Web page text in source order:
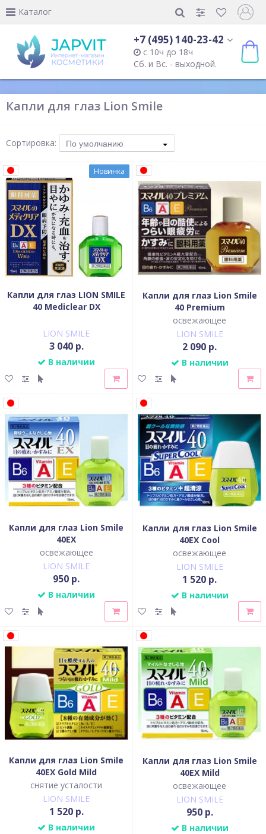
Каталог
+7 (495) 140-23-42
с 10ч до 18ч
Сб. и Вс. - выходной.
Капли для глаз Lion Smile
Сортировка: По умолчанию
Новинка
Капли для глаз LION SMILE
40 Mediclear DX
LION SMILE
3 040 р.
В наличии
Капли для глаз Lion Smile
40 Premium
освежающее
LION SMILE
2 090 р.
В наличии
Капли для глаз Lion Smile
40EX
освежающее
LION SMILE
950 р.
В наличии
Капли для глаз Lion Smile
40EX Cool
освежающее
LION SMILE
1 520 р.
В наличии
Капли для глаз Lion Smile
40EX Gold Mild
снятие усталости
LION SMILE
1 520 р.
В наличии
Капли для глаз Lion Smile
40EX Mild
освежающее
LION SMILE
950 р.
В наличии